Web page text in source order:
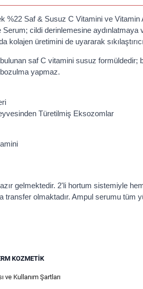
%22 Saf & Susuz C Vitamini ve Vitamin
cildi derinlemesine aydınlatmaya
kolajen üretimini de uyararak
bulunan saf C vitamini susuz
yapmaz.
Türetilmiş Eksozomlar
gelmektedir. 2'li hortum sistemiyle
transfer olmaktadır. Ampul serumu tüm
KOZMETIK
ve Kullanım Şartları